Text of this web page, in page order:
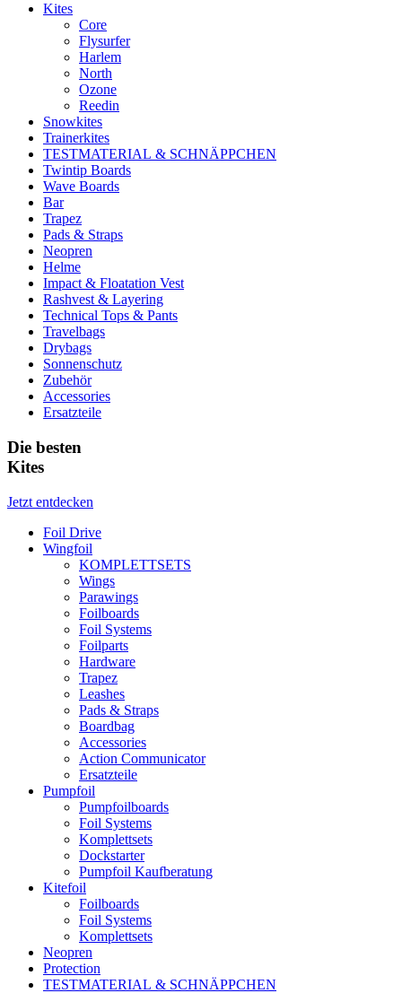
Kites
Core
Flysurfer
Harlem
North
Ozone
Reedin
Snowkites
Trainerkites
TESTMATERIAL & SCHNÄPPCHEN
Twintip Boards
Wave Boards
Bar
Trapez
Pads & Straps
Neopren
Helme
Impact & Floatation Vest
Rashvest & Layering
Technical Tops & Pants
Travelbags
Drybags
Sonnenschutz
Zubehör
Accessories
Ersatzteile
Die besten
Kites
Jetzt entdecken
Foil Drive
Wingfoil
KOMPLETTSETS
Wings
Parawings
Foilboards
Foil Systems
Foilparts
Hardware
Trapez
Leashes
Pads & Straps
Boardbag
Accessories
Action Communicator
Ersatzteile
Pumpfoil
Pumpfoilboards
Foil Systems
Komplettsets
Dockstarter
Pumpfoil Kaufberatung
Kitefoil
Foilboards
Foil Systems
Komplettsets
Neopren
Protection
TESTMATERIAL & SCHNÄPPCHEN